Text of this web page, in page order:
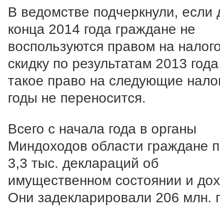
В ведомстве подчеркнули, если
конца 2014 года граждане не
воспользуются правом на
скидку по результатам 2013
такое право на следующие
годы не переносится.
Всего с начала года в органы
Миндоходов области граждане
3,3 тыс. деклараций об
имущественном состоянии и
Они задекларировали 206 млн.